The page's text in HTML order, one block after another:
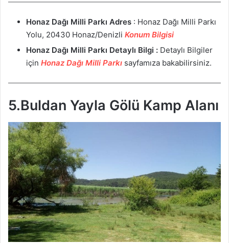
Honaz Dağı Milli Parkı Adres : Honaz Dağı Milli Parkı
Yolu, 20430 Honaz/Denizli Konum Bilgisi
Honaz Dağı Milli Parkı Detaylı Bilgi : Detaylı Bilgiler
için Honaz Dağı Milli Parkı sayfamıza bakabilirsiniz.
5.Buldan Yayla Gölü Kamp Alanı